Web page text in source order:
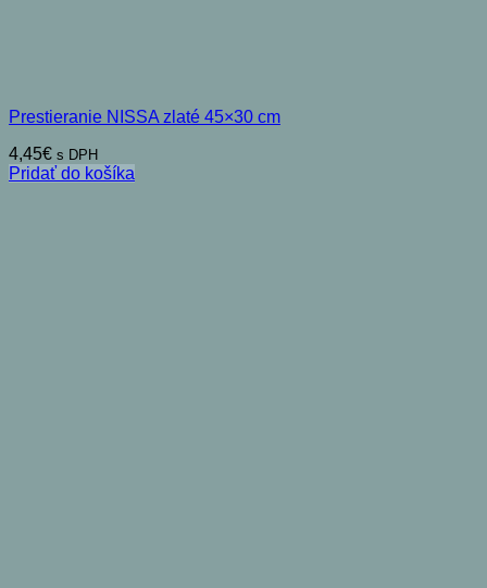
Prestieranie NISSA zlaté 45×30 cm
4,45€ s DPH
Pridať do košíka